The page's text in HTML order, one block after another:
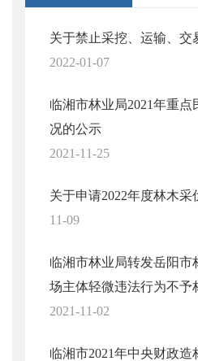
关于禁止采挖、运输、交
2022-01-07
临湘市林业局2021年重
况的公示
2021-11-25
关于申请2022年度林木采
11-09
临湘市林业局转发岳阳市
场主体轻微违法行为不予
2021-11-02
临湘市2021年中央财政造